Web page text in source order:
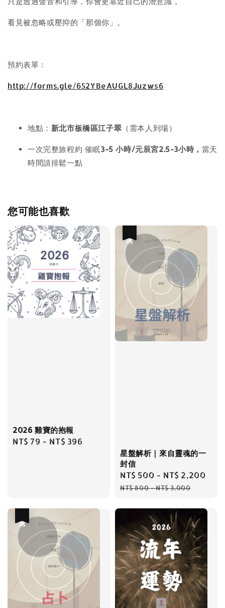
看見被忽略或壓抑的「那個你」。
預約表單：
http://forms.gle/6S2YBeAUGL8Juzws6
地點： 新北市板橋區江子翠 （需本人到場）
一次完整旅程約 催眠3-5 小時/元辰宮2.5-3小時， 當天
時間請排鬆一點
您可能也喜歡
2026 雞寶的抱報
Regular
NT$ 79 - NT$ 396
星盤解析｜來自靈魂的一
封信
Sale
price
NT$ 500 - NT$ 2,200
NT$ 800-NT$ 3,000